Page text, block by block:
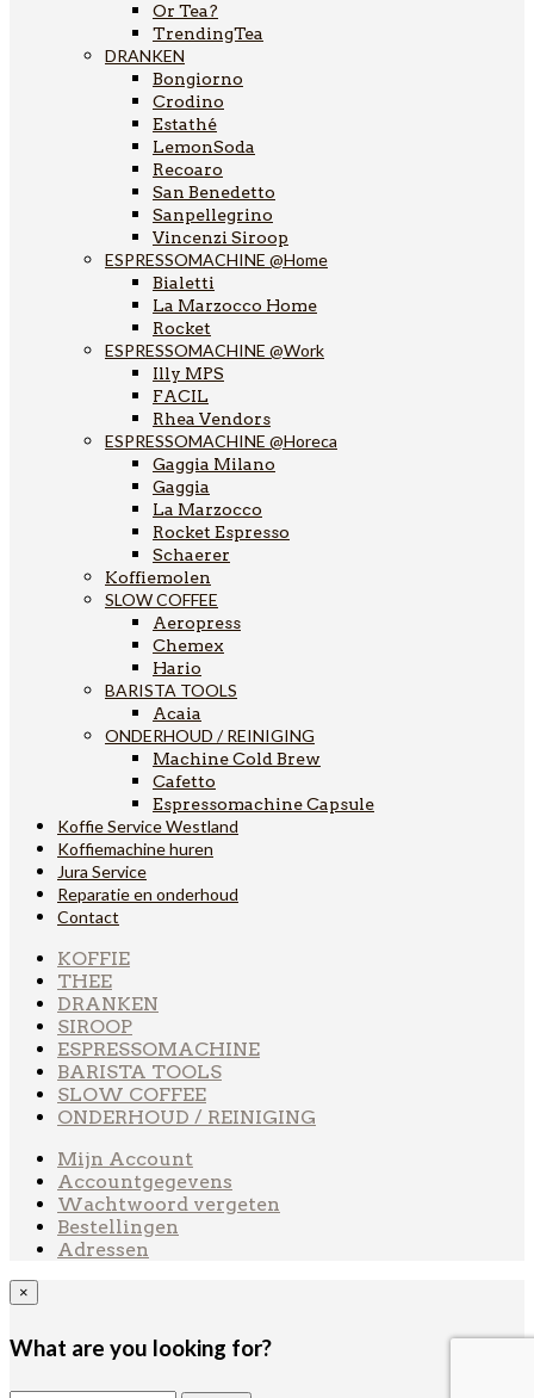
Or Tea?
TrendingTea
DRANKEN
Bongiorno
Crodino
Estathé
LemonSoda
Recoaro
San Benedetto
Sanpellegrino
Vincenzi Siroop
ESPRESSOMACHINE @Home
Bialetti
La Marzocco Home
Rocket
ESPRESSOMACHINE @Work
Illy MPS
FACIL
Rhea Vendors
ESPRESSOMACHINE @Horeca
Gaggia Milano
Gaggia
La Marzocco
Rocket Espresso
Schaerer
Koffiemolen
SLOW COFFEE
Aeropress
Chemex
Hario
BARISTA TOOLS
Acaia
ONDERHOUD / REINIGING
Machine Cold Brew
Cafetto
Espressomachine Capsule
Koffie Service Westland
Koffiemachine huren
Jura Service
Reparatie en onderhoud
Contact
KOFFIE
THEE
DRANKEN
SIROOP
ESPRESSOMACHINE
BARISTA TOOLS
SLOW COFFEE
ONDERHOUD / REINIGING
Mijn Account
Accountgegevens
Wachtwoord vergeten
Bestellingen
Adressen
×
What are you looking for?